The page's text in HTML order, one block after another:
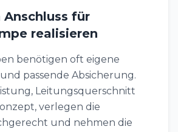
Anschluss für
realisieren
benötigen oft eigene
passende Absicherung.
Leitungsquerschnitt
verlegen die
und nehmen die